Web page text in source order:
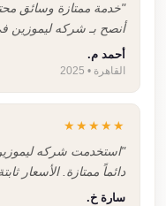
"خدمة ممتازة وسائق
أنصح بـ شركه ليموزين
أحمد م.
القاهرة • 2025
★★★★★
"استخدمت شركه ليموزين
دائماً ممتازة. الأسعار
سارة خ.